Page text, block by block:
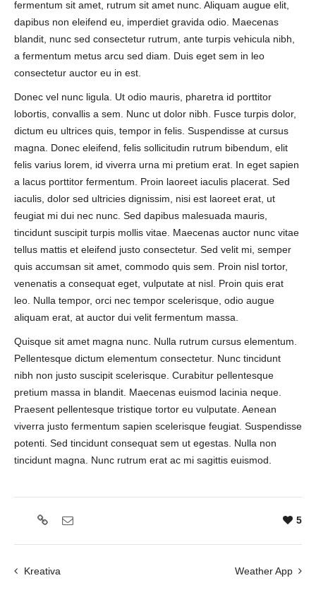
fermentum sit amet, rutrum sit amet nunc. Aliquam augue elit,
dapibus non eleifend eu, imperdiet gravida odio. Maecenas
blandit, nunc sed consectetur rutrum, ante turpis vehicula nibh,
a fermentum metus arcu sed diam. Duis eget sem in leo
consectetur auctor eu in est.
Donec vel nunc ligula. Ut odio mauris, pharetra id porttitor
lobortis, convallis a sem. Nunc ut dolor nibh. Fusce turpis dolor,
dictum eu ultrices quis, tempor in felis. Suspendisse at cursus
magna. Donec eleifend, felis sollicitudin rutrum bibendum, elit
felis varius lorem, id viverra urna mi pretium erat. In eget sapien
a lacus porttitor fermentum. Proin laoreet iaculis placerat. Sed
iaculis, dolor sed ultricies dignissim, nisi est laoreet erat, ut
feugiat mi dui nec nunc. Sed dapibus malesuada mauris,
tincidunt suscipit turpis mollis vitae. Maecenas auctor nunc vitae
tellus mattis et eleifend justo consectetur. Sed velit mi, semper
quis accumsan sit amet, commodo quis sem. Proin nisl tortor,
venenatis a consequat eget, vulputate at nisl. Proin quis erat
leo. Nulla tempor, orci nec tempor scelerisque, odio augue
aliquam erat, at auctor dui velit fermentum massa.
Quisque sit amet magna nunc. Nulla rutrum cursus elementum.
Pellentesque dictum elementum consectetur. Nunc tincidunt
nibh non justo suscipit scelerisque. Curabitur pellentesque
pretium massa in blandit. Maecenas euismod lacinia neque.
Praesent pellentesque tristique tortor eu vulputate. Aenean
viverra justo fermentum sapien scelerisque feugiat. Suspendisse
potenti. Sed tincidunt consequat sem ut egestas. Nulla non
tincidunt magna. Nunc rutrum erat ac mi sagittis euismod.
5
Kreativa Weather App